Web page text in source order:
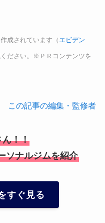
成されています（ エビデン
ださい。※ＰＲコンテンツを
この記事の編集・監修者
ん！！
ソナルジムを紹介
すぐ見る